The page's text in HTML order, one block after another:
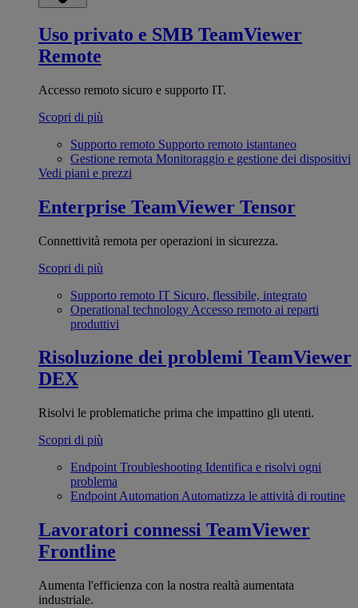
Uso privato e SMB TeamViewer
Remote
Accesso remoto sicuro e supporto IT.
Scopri di più
Supporto remoto Supporto remoto istantaneo
Gestione remota Monitoraggio e gestione dei dispositivi
Vedi piani e prezzi
Enterprise TeamViewer Tensor
Connettività remota per operazioni in sicurezza.
Scopri di più
Supporto remoto IT Sicuro, flessibile, integrato
Operational technology Accesso remoto ai reparti
produttivi
Risoluzione dei problemi TeamViewer
DEX
Risolvi le problematiche prima che impattino gli utenti.
Scopri di più
Endpoint Troubleshooting Identifica e risolvi ogni
problema
Endpoint Automation Automatizza le attività di routine
Lavoratori connessi TeamViewer
Frontline
Aumenta l'efficienza con la nostra realtà aumentata
industriale.